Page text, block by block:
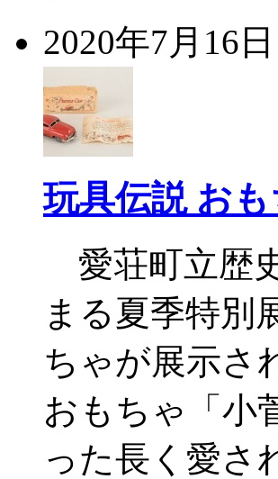
2020年7月16日
玩具伝説 お
愛荘町立歴
まる夏季特別
ちゃが展示さ
おもちゃ「小
った長く愛さ